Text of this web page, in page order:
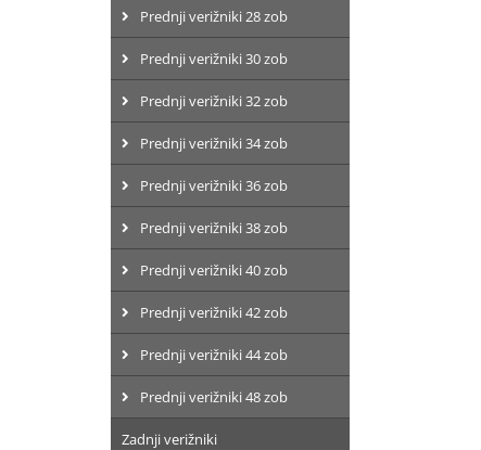
Prednji verižniki 28 zob
Prednji verižniki 30 zob
Prednji verižniki 32 zob
Prednji verižniki 34 zob
Prednji verižniki 36 zob
Prednji verižniki 38 zob
Prednji verižniki 40 zob
Prednji verižniki 42 zob
Prednji verižniki 44 zob
Prednji verižniki 48 zob
Zadnji verižniki